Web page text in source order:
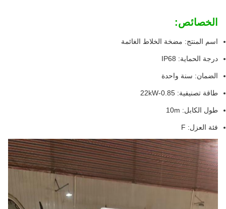
الخصائص:
اسم المنتج: مضخة الخلاط الغائمة
درجة الحماية: IP68
الضمان: سنة واحدة
طاقة تصنيفية: 0.85-22kW
طول الكابل: 10m
فئة العزل: F